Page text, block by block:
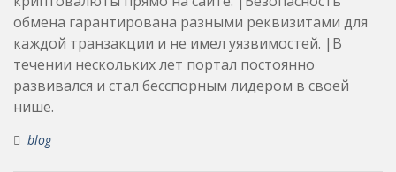
обмена гарантирована разными реквизитами для
каждой транзакции и не имел уязвимостей. |В
течении нескольких лет портал постоянно
развивался и стал бесспорным лидером в своей
нише.
blog